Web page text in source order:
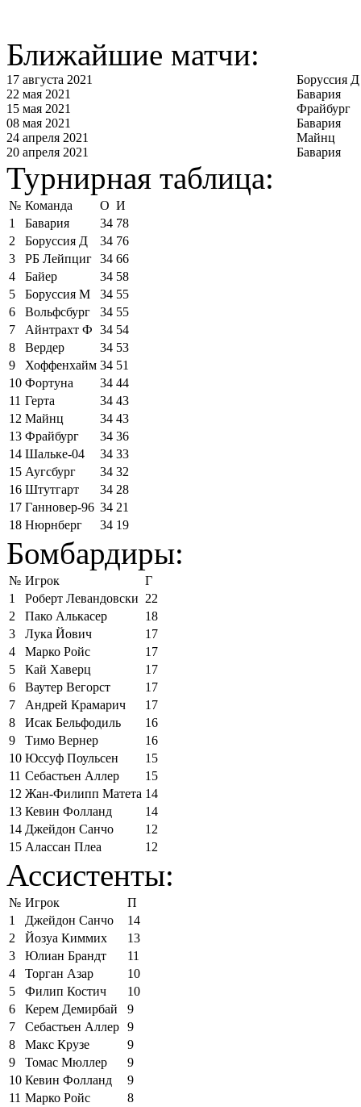
Ближайшие матчи:
17 августа 2021
Боруссия Д
22 мая 2021
Бавария
15 мая 2021
Фрайбург
08 мая 2021
Бавария
24 апреля 2021
Майнц
20 апреля 2021
Бавария
Турнирная таблица:
№ Команда О И
1
Бавария 34 78
2
Боруссия Д 34 76
3
РБ Лейпциг 34 66
4
Байер 34 58
5
Боруссия М 34 55
6
Вольфсбург 34 55
7
Айнтрахт Ф 34 54
8
Вердер 34 53
9
Хоффенхайм 34 51
10 Фортуна 34 44
11 Герта 34 43
12 Майнц 34 43
13 Фрайбург 34 36
14 Шальке-04 34 33
15 Аугсбург 34 32
16 Штутгарт 34 28
17 Ганновер-96 34 21
18 Нюрнберг 34 19
Бомбардиры:
№ Игрок
Г
1
Роберт Левандовски 22
2
Пако Алькасер
18
3
Лука Йович
17
4
Марко Ройс
17
5
Кай Хаверц
17
6
Ваутер Вегорст
17
7
Андрей Крамарич
17
8
Исак Бельфодиль
16
9
Тимо Вернер
16
10 Юссуф Поульсен
15
11 Себастьен Аллер
15
12 Жан-Филипп Матета 14
13 Кевин Фолланд
14
14 Джейдон Санчо
12
15 Алассан Плеа 12
Ассистенты:
№ Игрок
П
1
Джейдон Санчо
14
2
Йозуа Киммих
13
3
Юлиан Брандт
11
4
Торган Азар
10
5
Филип Костич
10
6
Керем Демирбай
9
7
Себастьен Аллер 9
8
Макс Крузе
9
9
Томас Мюллер
9
10 Кевин Фолланд
9
11 Марко Ройс
8